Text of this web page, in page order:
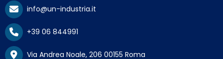
info@un-industria.it
+39 06 844991
Via Andrea Noale, 206 00155 Roma